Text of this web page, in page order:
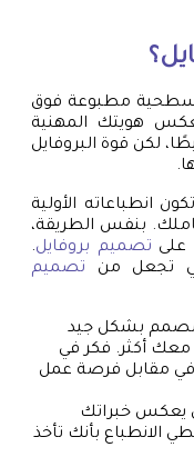
؟
مطبوعة فوق
هويتك المهنية
لكن قوة البروفايل
انطباعاته الأولية
بنفس الطريقة،
على تصميم بروفايل.
تجعل من تصميم
مصمم بشكل جيد
معك أكثر. فكر في
مقابل فرصة عمل
يعكس خبراتك
الانطباع بأنك تأخذ